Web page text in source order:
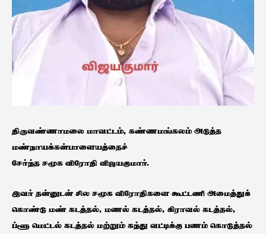
திருவண்ணாமலை மாவட்டம், கண்ணமங்கலம் அடுத்த
மண்நாயக்கன்பாளையத்தைச்
சேர்ந்த சமூக விரோதி விஜயகுமார்.
இவர் தன்னுடன் சில சமூக விரோதிகளை கூட்டணி அமைத்துக்
கொண்டு மண் கடத்தல், மணல் கடத்தல், கிராவல் கடத்தல்,
ப்ளூ மெட்டல் கடத்தல் மற்றும் கந்து வட்டிக்கு பணம் கொடுத்தல்